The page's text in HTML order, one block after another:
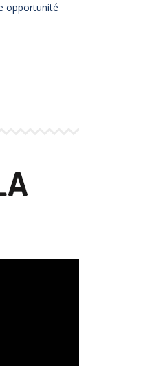
opportunité